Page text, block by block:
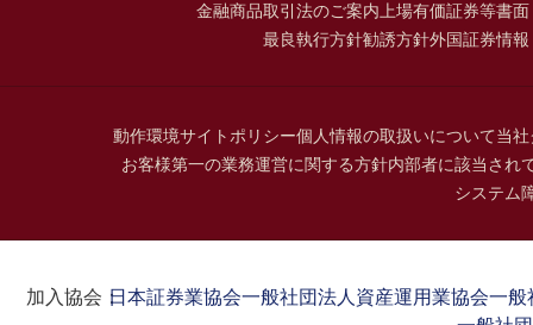
金融商品取引法のご案内 上場有価証券等書
最良執行方針勧誘方針外国証券情
動作環境サイトポリシー個人情報の取扱いについて当
お客様第一の業務運営に関する方針内部者に該当され
システム
加入協会：日本証券業協会一般社団法人資産運用業協会一般